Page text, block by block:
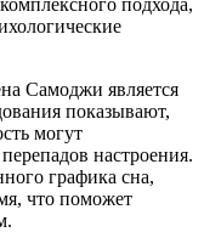
Самоджи является
показывают,
могут
настроения.
графика сна,
что поможет